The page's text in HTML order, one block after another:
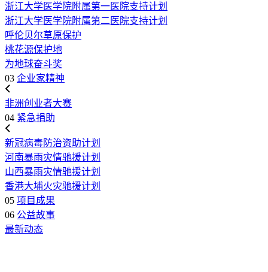
浙江大学医学院附属第一医院支持计划
浙江大学医学院附属第二医院支持计划
呼伦贝尔草原保护
桃花源保护地
为地球奋斗奖
03 企业家精神
非洲创业者大赛
04 紧急捐助
新冠病毒防治资助计划
河南暴雨灾情驰援计划
山西暴雨灾情驰援计划
香港大埔火灾驰援计划
05 项目成果
06 公益故事
最新动态